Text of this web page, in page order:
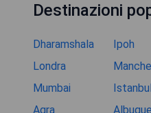
Destinazioni
Dharamshala Ipoh
Londra
Mumbai
Istanbul
Agra